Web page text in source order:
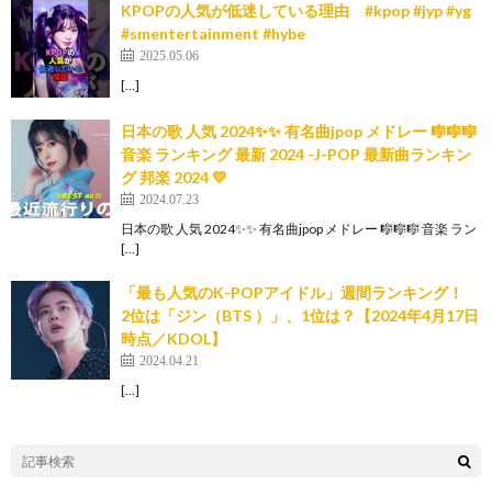
KPOPの人気が低迷している理由 #kpop #jyp #yg
#smentertainment #hybe
2025.05.06
[…]
日本の歌 人気 2024✨✨ 有名曲jpop メドレー 🎼🎼🎼
音楽 ランキング 最新 2024 -J-POP 最新曲ランキン
グ 邦楽 2024 💛
2024.07.23
日本の歌 人気 2024✨✨ 有名曲jpop メドレー 🎼🎼🎼 音楽 ラン
[…]
「最も人気のK-POPアイドル」週間ランキング！
2位は「ジン（BTS ）」、1位は？【2024年4月17日
時点／KDOL】
2024.04.21
[…]